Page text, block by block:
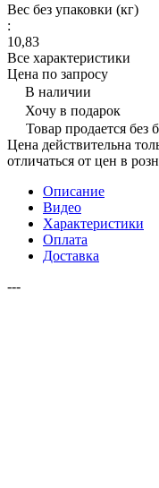
Вес без упаковки (кг)
:
10,83
Все характеристики
Цена по запросу
В наличии
Хочу в подарок
Товар продается без
Цена действительна
отличаться от цен в
Описание
Видео
Характеристики
Оплата
Доставка
---